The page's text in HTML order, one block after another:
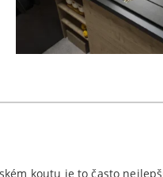
koutu je to často